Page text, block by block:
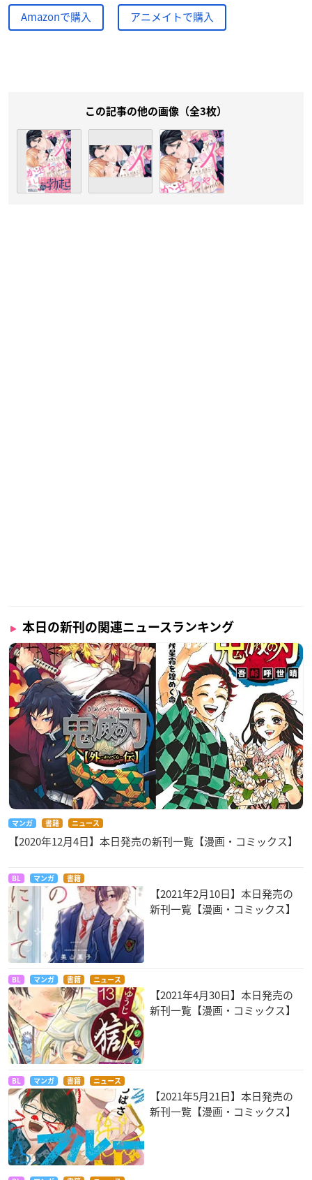
Amazonで購入 アニメイトで購入
この記事の他の画像（全3枚）
本日の新刊の関連ニュースランキング
マンガ 書籍 ニュース
【2020年12月4日】本日発売の新刊一覧【漫画・コミックス】
BL マンガ 書籍
【2021年2月10日】本日発売の
新刊一覧【漫画・コミックス】
BL マンガ 書籍 ニュース
【2021年4月30日】本日発売の
新刊一覧【漫画・コミックス】
BL マンガ 書籍 ニュース
【2021年5月21日】本日発売の
新刊一覧【漫画・コミックス】